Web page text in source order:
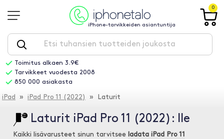
iPhone-tarvikkeiden asiantuntija
0
Toimitus alkaen 3.9€
Tarvikkeet vuodesta 2008
850 000 asiakasta
iPad » iPad Pro 11 (2022) » Laturit
Laturit iPad Pro 11 (2022): lle
Kaikki lisävarusteet sinun tarvitsee ladata iPad Pro 11